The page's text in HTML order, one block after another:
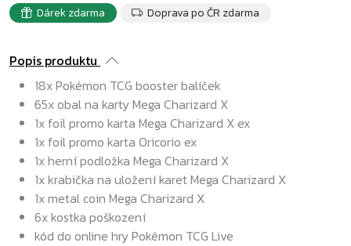
Dárek zdarma Doprava po ČR zdarma
Popis produktu
18x Pokémon TCG booster balíček
65x obal na karty Mega Charizard X
1x foil promo karta Mega Charizard X ex
1x foil promo karta Oricorio ex
1x herní podložka Mega Charizard X
1x krabička na uložení karet Mega Charizard X
1x metal coin Mega Charizard X
6x kostka poškození
kód do online hry Pokémon TCG Live